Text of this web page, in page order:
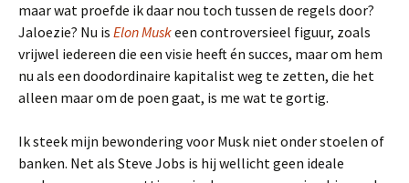
maar wat proefde ik daar nou toch tussen de regels door?
Jaloezie? Nu is Elon Muskeen controversieel figuur, zoals
vrijwel iedereen die een visie heeft én succes, maar om hem
nu als een doodordinaire kapitalist weg te zetten, die het
alleen maar om de poen gaat, is me wat te gortig.
Ik steek mijn bewondering voor Musk niet onder stoelen of
banken. Net als Steve Jobs is hij wellicht geen ideale